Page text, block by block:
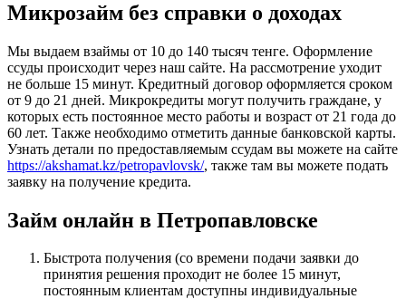
Микрозайм без справки о доходах
Мы выдаем взаймы от 10 до 140 тысяч тенге. Оформление
ссуды происходит через наш сайте. На рассмотрение уходит
не больше 15 минут. Кредитный договор оформляется сроком
от 9 до 21 дней. Микрокредиты могут получить граждане, у
которых есть постоянное место работы и возраст от 21 года до
60 лет. Также необходимо отметить данные банковской карты.
Узнать детали по предоставляемым ссудам вы можете на сайте
https://akshamat.kz/petropavlovsk/, также там вы можете подать
заявку на получение кредита.
Займ онлайн в Петропавловске
Быстрота получения (со времени подачи заявки до
принятия решения проходит не более 15 минут,
постоянным клиентам доступны индивидуальные